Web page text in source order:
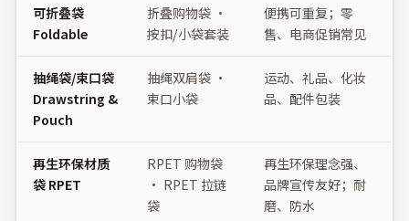
可折叠袋
Foldable
折叠购物袋 ·
按扣/小袋套装
便携可重复；零
售、电商促销常见
抽绳袋/束口袋
Drawstring &
Pouch
抽绳双肩袋 ·
束口小袋
运动、礼品、化妆
品、配件包装
再生环保材质
袋 RPET
RPET 购物袋
· RPET 拉链
袋
再生环保理念强、
品牌宣传友好；耐
磨、防水